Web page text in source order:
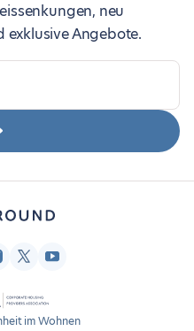
neu
Angebote.
im Wohnen